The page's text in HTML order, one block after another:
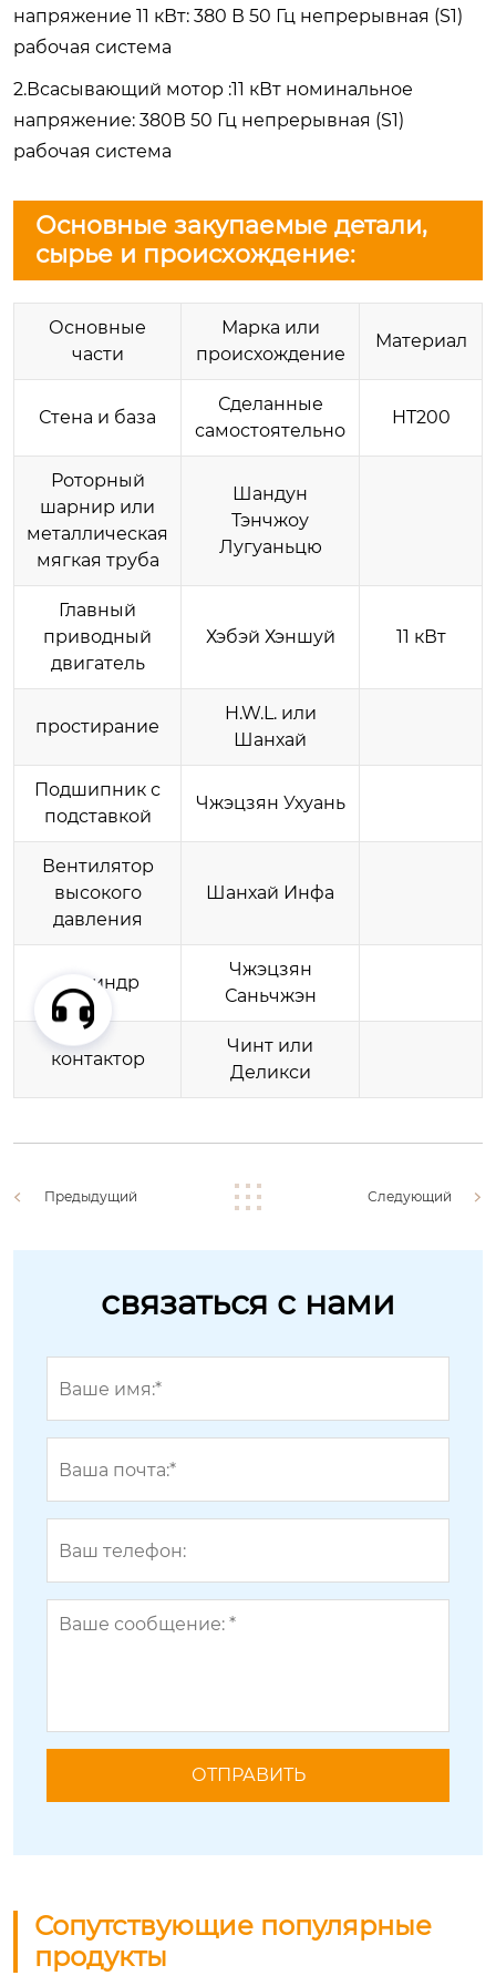
напряжение 11 кВт: 380 В 50 Гц непрерывная (S1)
рабочая система
2.Всасывающий мотор :11 кВт номинальное
напряжение: 380В 50 Гц непрерывная (S1)
рабочая система
Основные закупаемые детали,
сырье и происхождение:
Основные
части
Марка или
происхождение
Материал
Стена и база
Сделанные
самостоятельно
HT200
Роторный
шарнир или
металлическая
мягкая труба
Шандун
Тэнчжоу
Лугуаньцю
Главный
приводный
двигатель
Хэбэй Хэншуй 11 кВт
простирание
H.W.L. или
Шанхай
Подшипник с
подставкой
Чжэцзян Ухуань
Вентилятор
высокого
давления
Шанхай Инфа
цилиндр
Чжэцзян
Саньчжэн
контактор
Чинт или
Деликси
Предыдущий Следующий
связаться с нами
Сопутствующие популярные
продукты